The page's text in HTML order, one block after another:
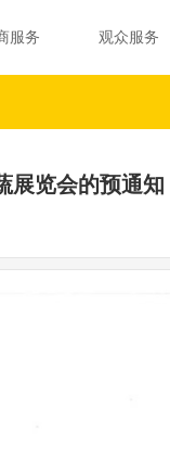
服务 观众服务
展览会的预通知